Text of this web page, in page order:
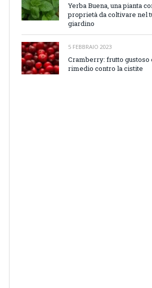
Yerba Buena, una pianta
proprietà da coltivare nel
giardino
5 FEBBRAIO 2023
Cramberry: frutto gustoso
rimedio contro la cistite